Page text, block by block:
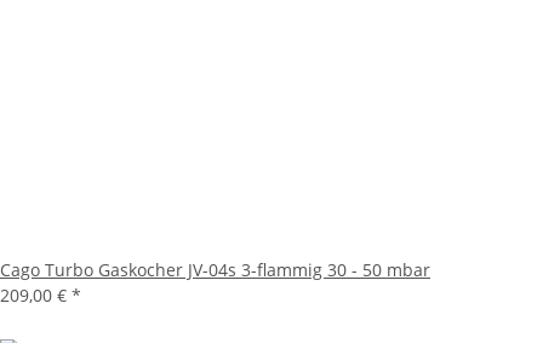
Cago Turbo Gaskocher JV-04s 3-flammig 30 - 50 mbar
209,00 € *